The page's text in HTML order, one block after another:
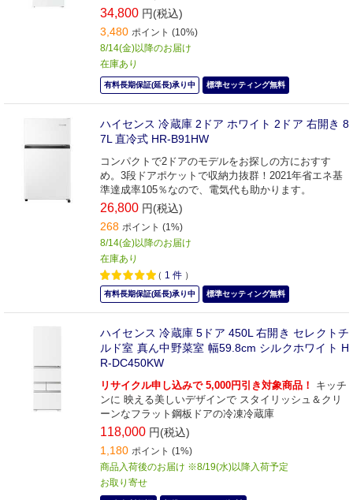
34,800 円(税込)
3,480 ポイント (10%)
8/14(金)以降のお届け
在庫あり
有料長期保証(延長)承り中 標準セッティング無料
ハイセンス 冷蔵庫 2ドア ホワイト 2ドア 右開き 8
7L 直冷式 HR-B91HW
コンパクトで2ドアのモデルをお探しの方におすす
め。3段ドアポケットで収納力抜群！2021年省エネ基
準達成率105％なので、電気代も助かります。
26,800 円(税込)
268 ポイント (1%)
8/14(金)以降のお届け
在庫あり
（ 1 件 ）
有料長期保証(延長)承り中 標準セッティング無料
ハイセンス 冷蔵庫 5ドア 450L 右開き セレクトチ
ルド室 真ん中野菜室 幅59.8cm シルクホワイト H
R-DC450KW
リサイクル申し込みで 5,000円引き対象商品！
キッチ
ンに 映える美しいデザインで スタイリッシュ＆クリ
ーンなフラット鋼板ドアの冷凍冷蔵庫
118,000 円(税込)
1,180 ポイント (1%)
商品入荷後のお届け ※8/19(水)以降入荷予定
お取り寄せ